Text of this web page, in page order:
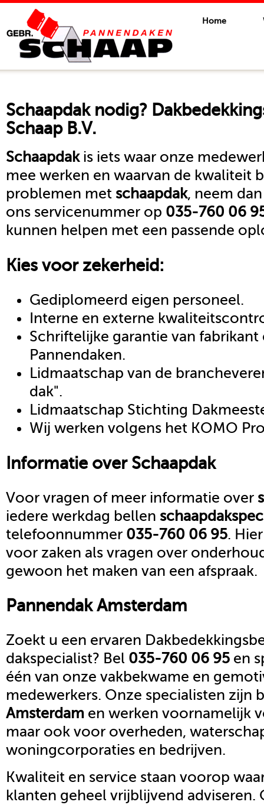
Home
Schaapdaknodig?
Schaap B.V.
Schaapdakis iets waar onze
mee werken en waarvan de kwaliteit
problemen met schaapdak, neem
ons servicenummer op 035-760 06
kunnen helpen met een passende
Kies voor zekerheid:
Gediplomeerd eigen personeel.
Interne en externe
Schriftelijke garantie van fabrikant
Pannendaken.
Lidmaatschap van de
dak".
Lidmaatschap Stichting
Wij werken volgens het KOMO
Informatie over Schaapdak
Voor vragen of meer informatie over
iedere werkdag bellen schaapdak
telefoonnummer 035-760 06 95.
voor zaken als vragen over
gewoon het maken van een afspraak.
PannendakAmsterdam
Zoekt u een ervaren
dakspecialist? Bel 035-760 06 95 en
één van onze vakbekwame en
medewerkers. Onze specialisten zijn
Amsterdam en werken voornamelijk
maar ook voor overheden,
woningcorporaties en bedrijven.
Kwaliteit en service staan voorop
klanten geheel vrijblijvend adviseren.